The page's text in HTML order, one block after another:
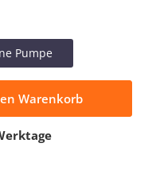
Pumpe
Warenkorb